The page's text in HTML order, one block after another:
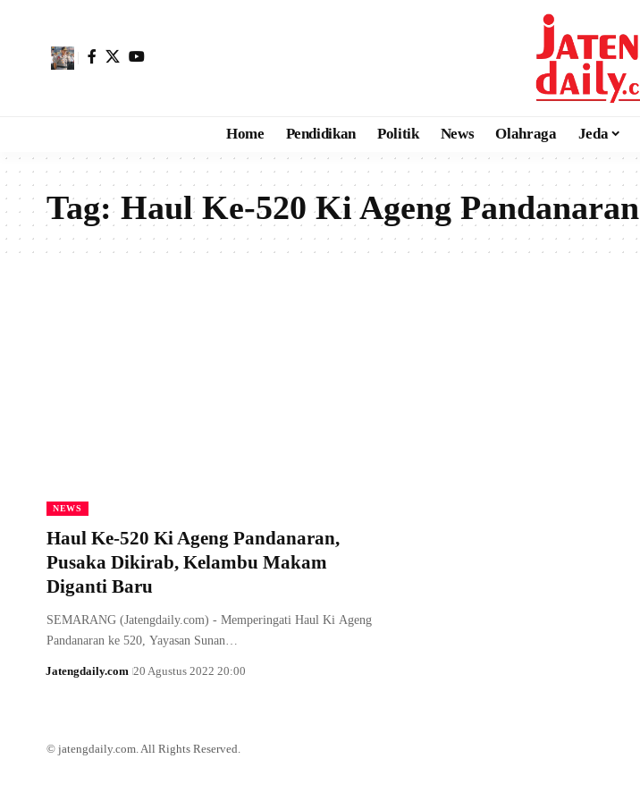
Home Pendidikan Politik News Olahraga Jeda
Tag:Haul Ke-520 Ki Ageng Pandanaran
NEWS
Haul Ke-520 Ki Ageng Pandanaran,
Pusaka Dikirab, Kelambu Makam
Diganti Baru
SEMARANG (Jatengdaily.com) - Memperingati Haul Ki Ageng
Pandanaran ke 520, Yayasan Sunan…
Jatengdaily.com 20 Agustus 2022 20:00
© jatengdaily.com. All Rights Reserved.